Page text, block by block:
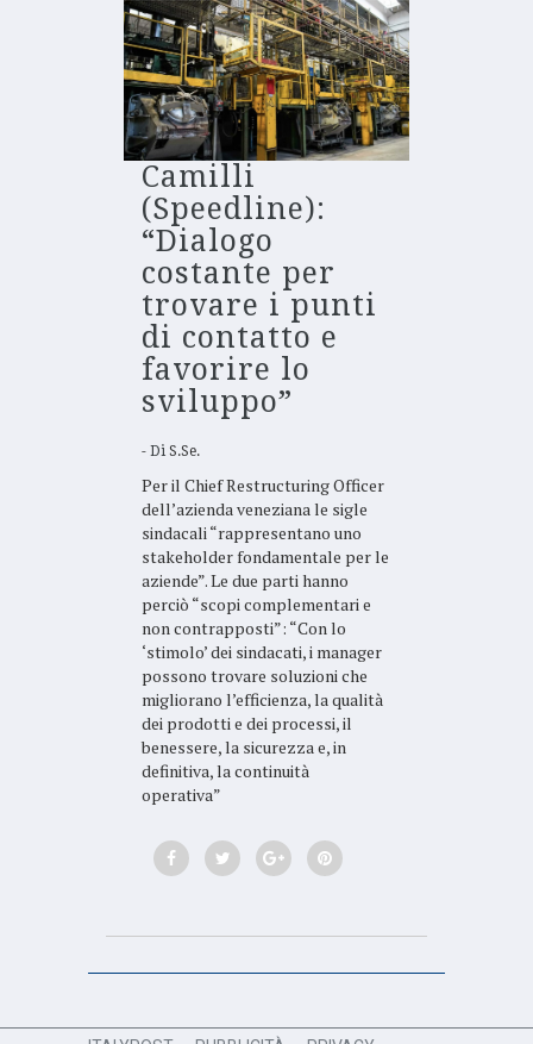
Camilli
(Speedline):
“Dialogo
costante per
trovare i punti
di contatto e
favorire lo
sviluppo”
Di S.Se.
Per il Chief Restructuring Officer
dell’azienda veneziana le sigle
sindacali “rappresentano uno
stakeholder fondamentale per le
aziende”. Le due parti hanno
perciò “scopi complementari e
non contrapposti”: “Con lo
‘stimolo’ dei sindacati, i manager
possono trovare soluzioni che
migliorano l’efficienza, la qualità
dei prodotti e dei processi, il
benessere, la sicurezza e, in
definitiva, la continuità
operativa”